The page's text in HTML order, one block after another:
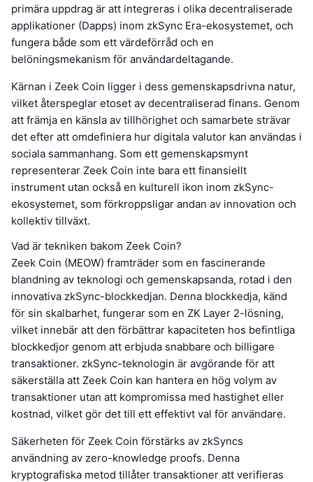
primära uppdrag är att integreras i olika decentraliserade
applikationer (Dapps) inom zkSync Era-ekosystemet, och
fungera både som ett värdeförråd och en
belöningsmekanism för användardeltagande.
Kärnan i Zeek Coin ligger i dess gemenskapsdrivna natur,
vilket återspeglar etoset av decentraliserad finans. Genom
att främja en känsla av tillhörighet och samarbete strävar
det efter att omdefiniera hur digitala valutor kan användas i
sociala sammanhang. Som ett gemenskapsmynt
representerar Zeek Coin inte bara ett finansiellt
instrument utan också en kulturell ikon inom zkSync-
ekosystemet, som förkroppsligar andan av innovation och
kollektiv tillväxt.
Vad är tekniken bakom Zeek Coin?
Zeek Coin (MEOW) framträder som en fascinerande
blandning av teknologi och gemenskapsanda, rotad i den
innovativa zkSync-blockkedjan. Denna blockkedja, känd
för sin skalbarhet, fungerar som en ZK Layer 2-lösning,
vilket innebär att den förbättrar kapaciteten hos befintliga
blockkedjor genom att erbjuda snabbare och billigare
transaktioner. zkSync-teknologin är avgörande för att
säkerställa att Zeek Coin kan hantera en hög volym av
transaktioner utan att kompromissa med hastighet eller
kostnad, vilket gör det till ett effektivt val för användare.
Säkerheten för Zeek Coin förstärks av zkSyncs
användning av zero-knowledge proofs. Denna
kryptografiska metod tillåter transaktioner att verifieras